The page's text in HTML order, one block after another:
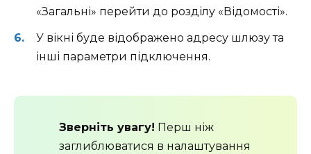
«Загальні» перейти до розділу «Відомості».
У вікні буде відображено адресу шлюзу та
інші параметри підключення.
Зверніть увагу! Перш ніж
заглиблюватися в налаштування